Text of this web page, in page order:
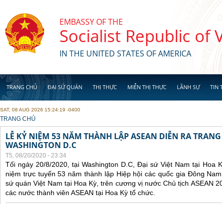
EMBASSY OF THE
Socialist Republic of
IN THE UNITED STATES OF AMERICA
TRANG CHỦ ĐẠI SỨ QUÁN THỊ THỰC MIỄN THỊ THỰC LÃNH SỰ TIN
SAT, 08 AUG 2026 15:24:19 -0400
YOU ARE HERE
TRANG CHỦ
LỄ KỶ NIỆM 53 NĂM THÀNH LẬP ASEAN DIỄN RA
WASHINGTON D.C
T5, 08/20/2020 - 23:34
Tối ngày 20/8/2020, tại Washington D.C, Đại sứ Việt Nam tại Hoa
niệm trực tuyến 53 năm thành lập Hiệp hội các quốc gia Đông
sứ quán Việt Nam tại Hoa Kỳ, trên cương vị nước Chủ tịch ASEAN
các nước thành viên ASEAN tại Hoa Kỳ tổ chức.